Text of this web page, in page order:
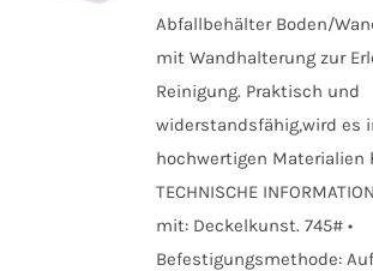
Abfallbehälter Boden/
mit Wandhalterung zur
Reinigung. Praktisch und
widerstandsfähig,wird es
hochwertigen Materialien
TECHNISCHE
mit: Deckelkunst. 745# •
Befestigungsmethode: